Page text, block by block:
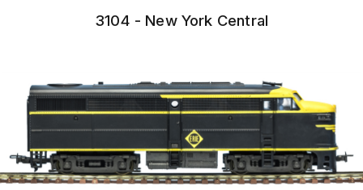
3104 - New York Central